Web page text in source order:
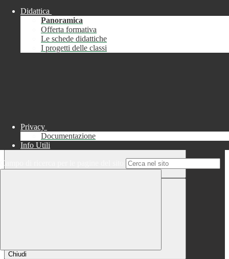
Chiudi
Informazione
Chiudi
Didattica
Panoramica
Offerta formativa
Le schede didattiche
I progetti delle classi
Privacy
Documentazione
Info Utili
Campo di ricerca per le pagine del sito